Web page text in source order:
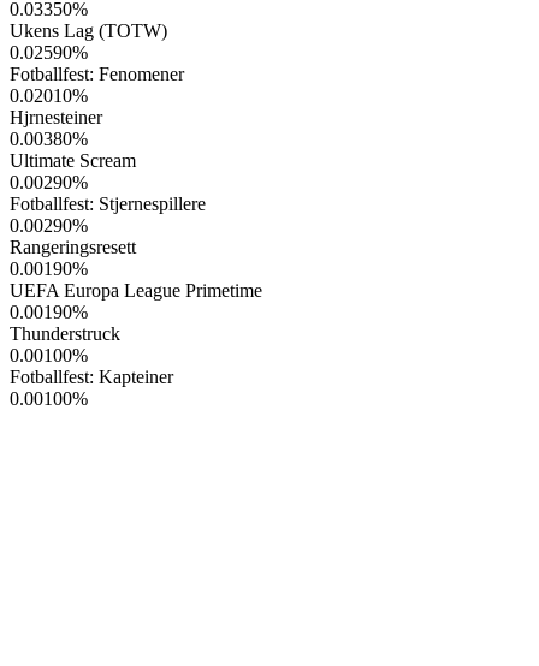
0.03350%
Ukens Lag (TOTW)
0.02590%
Fotballfest: Fenomener
0.02010%
Hjrnesteiner
0.00380%
Ultimate Scream
0.00290%
Fotballfest: Stjernespillere
0.00290%
Rangeringsresett
0.00190%
UEFA Europa League Primetime
0.00190%
Thunderstruck
0.00100%
Fotballfest: Kapteiner
0.00100%